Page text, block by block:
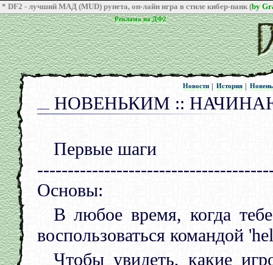
* DF2 - лучший МАД (MUD) рунета, он-лайн игра в стиле кибер-панк (by
Реклама на ДФ2
Реклама на ДФ2
Новости
Новости| История
История |
НОВЕНЬКИМ ::
Первые шаги
Основы:
В любое время, когда
воспользоваться командой
Чтобы увидеть, какие